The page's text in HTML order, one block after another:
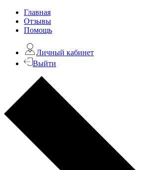
Главная
Отзывы
Помощь
Личный кабинет
Выйти